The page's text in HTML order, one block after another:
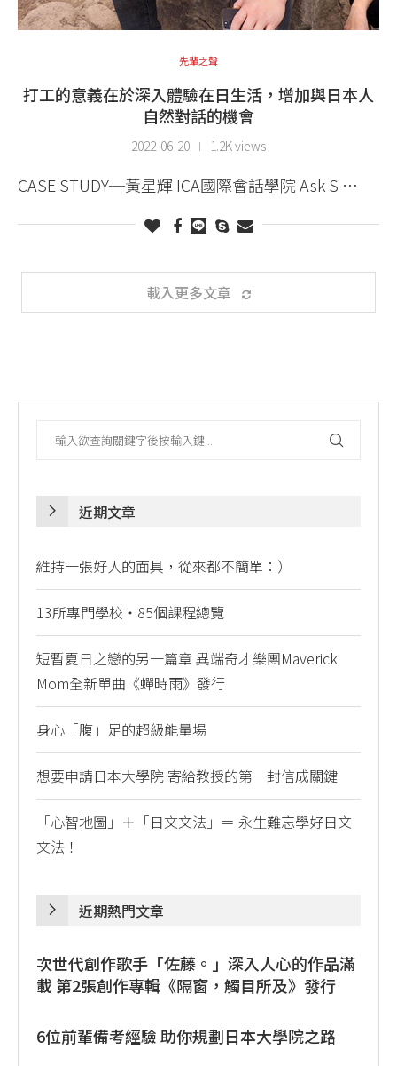
先輩之聲
打工的意義在於深入體驗在日生活，增加與日本人
自然對話的機會
2022-06-20 1.2K views
CASE STUDY─黃星輝 ICA國際會話學院 Ask S …
載入更多文章
近期文章
維持一張好人的面具，從來都不簡單：）
13所專門學校・85個課程總覽
短暫夏日之戀的另一篇章 異端奇才樂團Maverick
Mom全新單曲《蟬時雨》發行
身心「腹」足的超級能量場
想要申請日本大學院 寄給教授的第一封信成關鍵
「心智地圖」＋「日文文法」＝ 永生難忘學好日文
文法！
近期熱門文章
次世代創作歌手「佐藤。」深入人心的作品滿
載 第2張創作專輯《隔窗，觸目所及》發行
6位前輩備考經驗 助你規劃日本大學院之路